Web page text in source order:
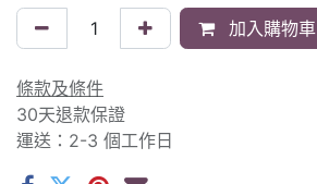
加入購物車
條款及條件
30天退款保證
運送：2-3 個工作日